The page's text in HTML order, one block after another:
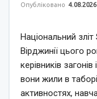
Опубліковано 4.08.2026
Національний
Вірджинії цього
керівників
вони жили в
активностях,